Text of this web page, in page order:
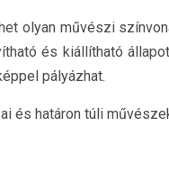
olyan művészi
és kiállítható
pályázhat.
és határon túli